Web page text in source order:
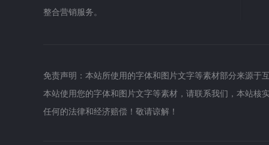
整合营销服务。
免责声明：本站所使用的字体和图片文字等素材部分来源
本站使用您的字体和图片文字等素材，请联系我们，本站
任何的法律和经济赔偿！敬请谅解！